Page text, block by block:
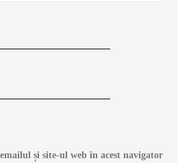
și site-ul web în acest navigator